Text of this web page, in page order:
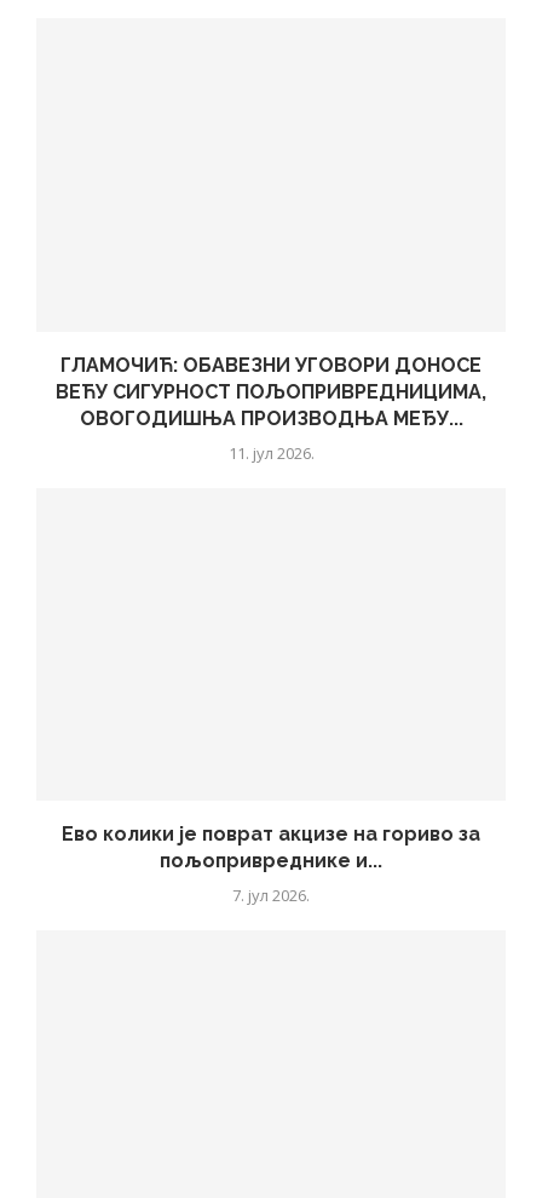
ГЛАМОЧИЋ: ОБАВЕЗНИ УГОВОРИ ДОНОСЕ
ВЕЋУ СИГУРНОСТ ПОЉОПРИВРЕДНИЦИМА,
ОВОГОДИШЊА ПРОИЗВОДЊА МЕЂУ...
11. јул 2026.
Ево колики је поврат акцизе на гориво за
пољопривреднике и...
7. јул 2026.